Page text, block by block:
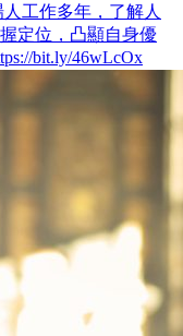
工作多年，了解人
定位，凸顯自身優
bit.ly/46wLcOx